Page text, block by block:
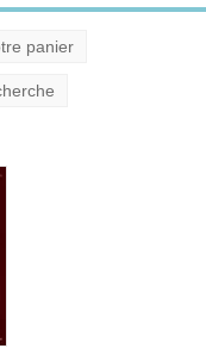
panier